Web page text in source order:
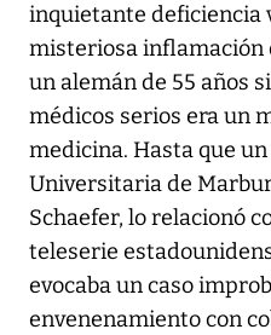
inquietante deficiencia
misteriosa inflamación
un alemán de 55 años
médicos serios era un
medicina. Hasta que
Universitaria de
Schaefer, lo relacionó
teleserie
evocaba un caso
envenenamiento con